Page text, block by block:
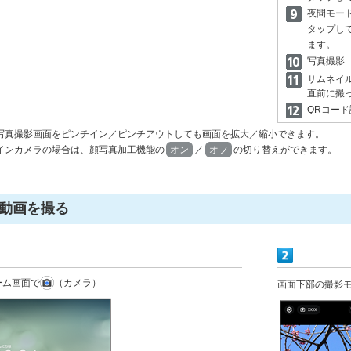
夜間モー
タップし
ます。
写真撮影
サムネイ
直前に撮
QRコー
真撮影画面をピンチイン／ピンチアウトしても画面を拡大／縮小できます。
ンカメラの場合は、顔写真加工機能の オン ／ オフ の切り替えができます。
画を撮る
ム画面で （カメラ） 画面下部の撮影